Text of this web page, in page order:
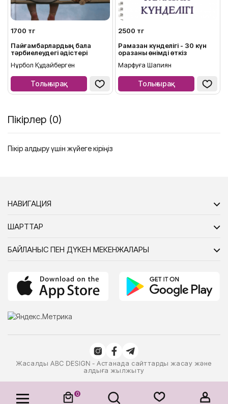
0
1700 тг
Пайғамбарлардың бала
тәрбиелеудегі әдістері
Нұрбол Құдайберген
Толығырақ
2500 тг
Рамазан күнделігі - 30 күн
оразаны өнімді өткіз
Марфуға Шапиян
Толығырақ
Пікірлер (0)
Пікір қалдыру үшін жүйеге кіріңіз
НАВИГАЦИЯ
ШАРТТАР
БАЙЛАНЫС ПЕН ДҮКЕН МЕКЕНЖАЛАРЫ
Жасалды
- Астанада сайттарды жасау және
алдыға жылжыту